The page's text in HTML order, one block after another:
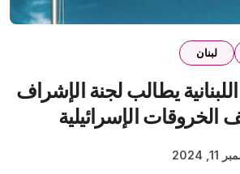
لبنان
يطالب لجنة الإشراف
الإسرائيلية
2024